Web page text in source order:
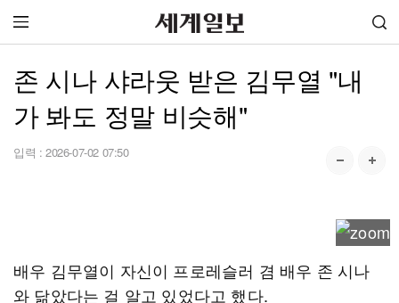
존 시나 샤라웃 받은 김무열 "내
가 봐도 정말 비슷해"
입력 : 2026-07-02 07:50
배우 김무열이 자신이 프로레슬러 겸 배우 존 시나
와 닮았다는 걸 알고 있었다고 했다.